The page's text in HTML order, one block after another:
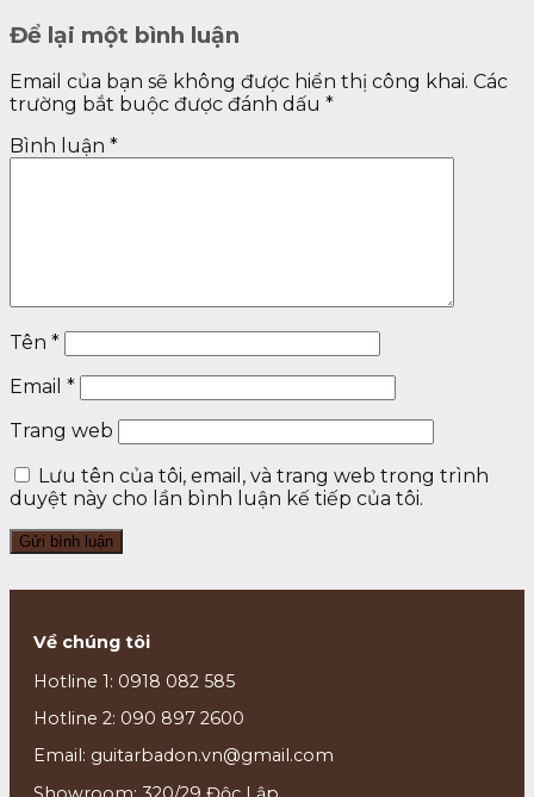
Để lại một bình luận
Email của bạn sẽ không được hiển thị công khai. Các
trường bắt buộc được đánh dấu *
Bình luận *
Tên *
Email *
Trang web
Lưu tên của tôi, email, và trang web trong trình
duyệt này cho lần bình luận kế tiếp của tôi.
Về chúng tôi
Hotline 1: 0918 082 585
Hotline 2: 090 897 2600
Email: guitarbadon.vn@gmail.com